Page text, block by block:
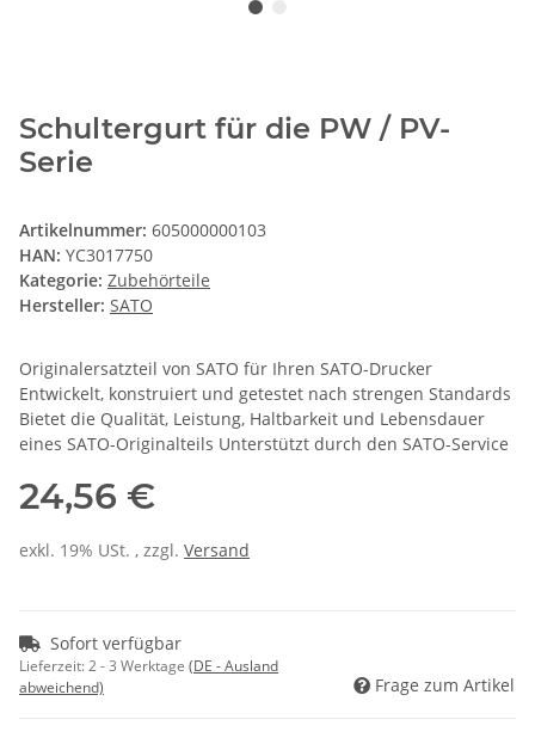
Schultergurt für die PW / PV-
Serie
Artikelnummer: 605000000103
HAN: YC3017750
Kategorie: Zubehörteile
Hersteller: SATO
Originalersatzteil von SATO für Ihren SATO-Drucker
Entwickelt, konstruiert und getestet nach strengen Standards
Bietet die Qualität, Leistung, Haltbarkeit und Lebensdauer
eines SATO-Originalteils Unterstützt durch den SATO-Service
24,56 €
exkl. 19% USt. , zzgl. Versand
Sofort verfügbar
Lieferzeit:2 - 3 Werktage (DE - Ausland
abweichend)
Frage zum Artikel